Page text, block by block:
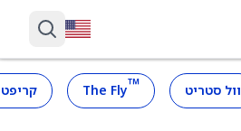
וול סטריט ™
The Fly